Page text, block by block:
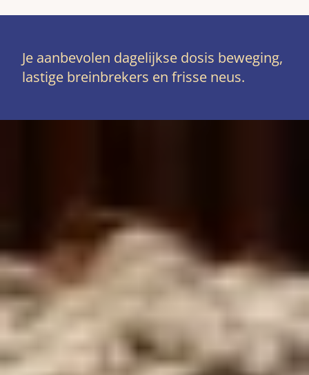
Je aanbevolen dagelijkse dosis beweging,
lastige breinbrekers en frisse neus.